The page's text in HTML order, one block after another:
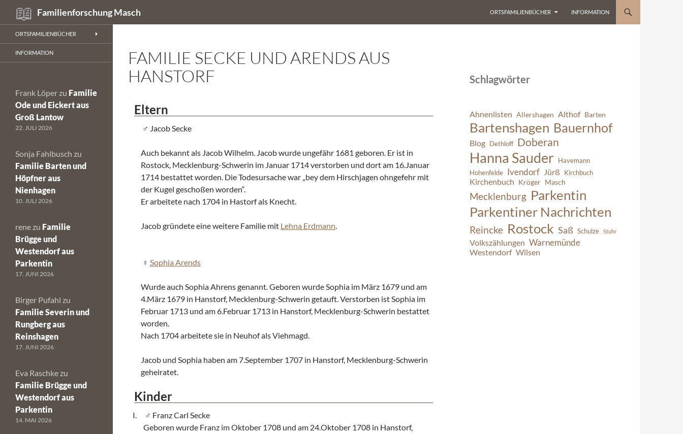
Inhalt
springen
Familienforschung Masch
Suchen
ORTSFAMILIENBÜCHER INFORMATION
FAMILIE SECKE UND ARENDS AUS
HANSTORF
Eltern
Jacob Secke
Auch bekannt als Jacob Wilhelm. Jacob wurde ungefähr 1681 geboren. Er ist in
Rostock, Mecklenburg-Schwerin im Januar 1714 verstorben und dort am 16.Januar
1714 bestattet worden. Die Todesursache war „bey dem Hirschjagen ohngefehr mit
der Kugel geschoßen worden“.
Er arbeitete nach 1704 in Hastorf als Knecht.
Jacob gründete eine weitere Familie mit Lehna Erdmann.
Sophia Arends
Wurde auch Sophia Ahrens genannt. Geboren wurde Sophia im März 1679 und am
4.März 1679 in Hanstorf, Mecklenburg-Schwerin getauft. Verstorben ist Sophia im
Februar 1713 und am 6.Februar 1713 in Hanstorf, Mecklenburg-Schwerin bestattet
worden.
Nach 1704 arbeitete sie in Neuhof als Viehmagd.
Jacob und Sophia haben am 7.September 1707 in Hanstorf, Mecklenburg-Schwerin
geheiratet.
Kinder
Franz Carl Secke
Geboren wurde Franz im Oktober 1708 und am 24.Oktober 1708 in Hanstorf,
Schlagwörter
Ahnenlisten Allershagen Althof Barten
Bartenshagen Bauernhof
Blog Dethloff Doberan
Hanna Sauder
Havemann
Hohenfelde Ivendorf Jürß Kirchbuch
Kirchenbuch Kröger Masch
Mecklenburg Parkentin
Parkentiner Nachrichten
Reincke Rostock Saß Schulze Stuhr
Volkszählungen Warnemünde
Westendorf Wilsen
ORTSFAMILIENBÜCHER
INFORMATION
Frank Löper zu Familie
Ode und Eickert aus
Groß Lantow
22. JULI 2026
Sonja Fahlbusch zu
Familie Barten und
Höpfner aus
Nienhagen
10. JULI 2026
rene zu Familie
Brügge und
Westendorf aus
Parkentin
17. JUNI 2026
Birger Pufahl zu
Familie Severin und
Rungberg aus
Reinshagen
17. JUNI 2026
Eva Raschke zu
Familie Brügge und
Westendorf aus
Parkentin
14. MAI 2026